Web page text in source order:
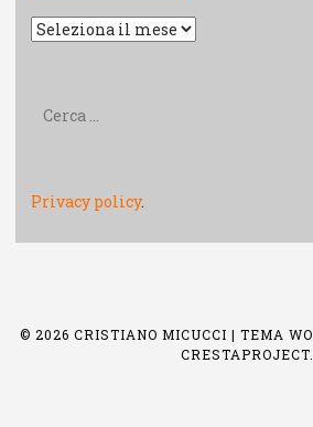
Tutti
Privacy policy.
© 2026 CRISTIANO MICUCCI | TEMA
CRESTAPROJECT.